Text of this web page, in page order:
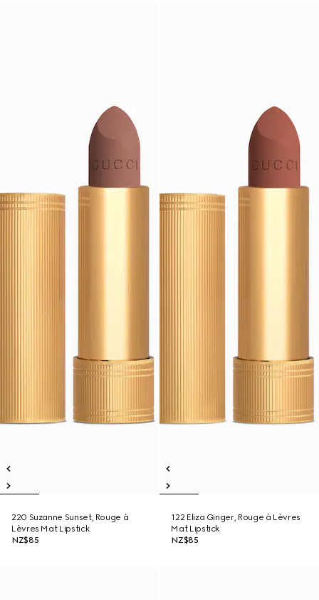
220 Suzanne Sunset, Rouge à
Lèvres Mat Lipstick
NZ$85
122 Eliza Ginger, Rouge à Lèvres
Mat Lipstick
NZ$85